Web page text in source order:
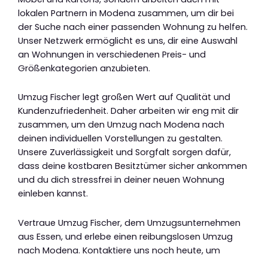
lokalen Partnern in Modena zusammen, um dir bei
der Suche nach einer passenden Wohnung zu helfen.
Unser Netzwerk ermöglicht es uns, dir eine Auswahl
an Wohnungen in verschiedenen Preis- und
Größenkategorien anzubieten.
Umzug Fischer legt großen Wert auf Qualität und
Kundenzufriedenheit. Daher arbeiten wir eng mit dir
zusammen, um den Umzug nach Modena nach
deinen individuellen Vorstellungen zu gestalten.
Unsere Zuverlässigkeit und Sorgfalt sorgen dafür,
dass deine kostbaren Besitztümer sicher ankommen
und du dich stressfrei in deiner neuen Wohnung
einleben kannst.
Vertraue Umzug Fischer, dem Umzugsunternehmen
aus Essen, und erlebe einen reibungslosen Umzug
nach Modena. Kontaktiere uns noch heute, um